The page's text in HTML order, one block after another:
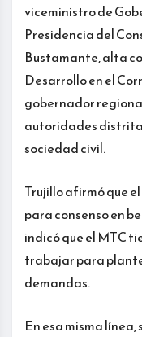
viceministro de
Presidencia del
Bustamante, alta
Desarrollo en el
gobernador
autoridades
sociedad civil.
Trujillo afirmó que
para consenso en
indicó que el MTC
trabajar para
demandas.
En esa misma